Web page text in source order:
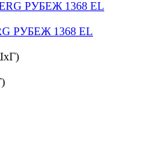
РУБЕЖ 1368 EL